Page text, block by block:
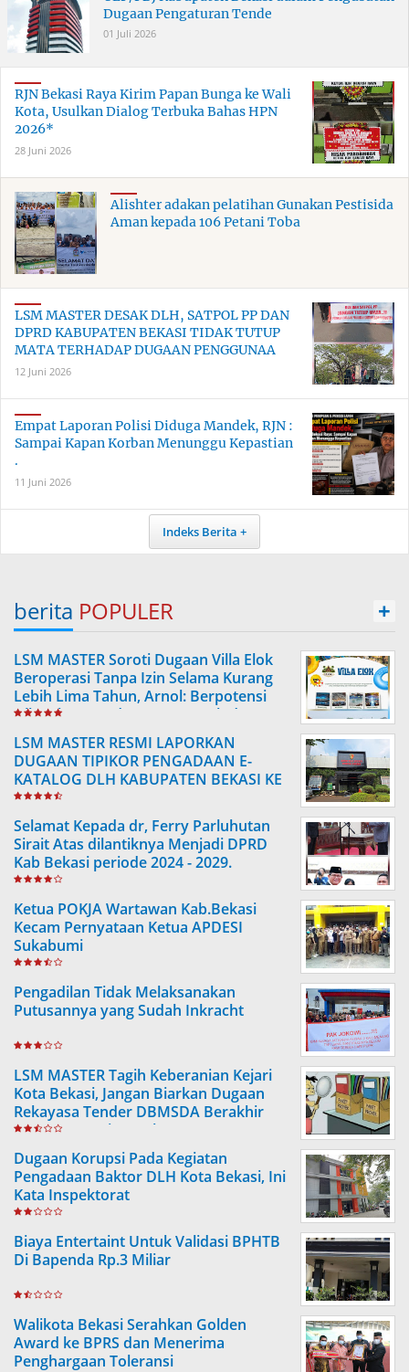
Dugaan Pengaturan Tende
01 Juli 2026
RJN Bekasi Raya Kirim Papan Bunga ke Wali
Kota, Usulkan Dialog Terbuka Bahas HPN
2026*
28 Juni 2026
Alishter adakan pelatihan Gunakan Pestisida
Aman kepada 106 Petani Toba
LSM MASTER DESAK DLH, SATPOL PP DAN
DPRD KABUPATEN BEKASI TIDAK TUTUP
MATA TERHADAP DUGAAN PENGGUNAA
12 Juni 2026
Empat Laporan Polisi Diduga Mandek, RJN :
Sampai Kapan Korban Menunggu Kepastian
.
11 Juni 2026
Indeks Berita
berita POPULER +
LSM MASTER Soroti Dugaan Villa Elok
Beroperasi Tanpa Izin Selama Kurang
Lebih Lima Tahun, Arnol: Berpotensi
Hilangkan Pendapatan Daerah dan
Harus Didalami Aparat Penegak
Hukum.
LSM MASTER RESMI LAPORKAN
DUGAAN TIPIKOR PENGADAAN E-
KATALOG DLH KABUPATEN BEKASI KE
POLDA METRO JAYA, DESAK USUT
TUNTAS SELURUH PAKET PENGADAAN
Selamat Kepada dr, Ferry Parluhutan
Sirait Atas dilantiknya Menjadi DPRD
Kab Bekasi periode 2024 - 2029.
Ketua POKJA Wartawan Kab.Bekasi
Kecam Pernyataan Ketua APDESI
Sukabumi
Pengadilan Tidak Melaksanakan
Putusannya yang Sudah Inkracht
LSM MASTER Tagih Keberanian Kejari
Kota Bekasi, Jangan Biarkan Dugaan
Rekayasa Tender DBMSDA Berakhir
Tanpa Kepastian Hukum
Dugaan Korupsi Pada Kegiatan
Pengadaan Baktor DLH Kota Bekasi, Ini
Kata Inspektorat
Biaya Entertaint Untuk Validasi BPHTB
Di Bapenda Rp.3 Miliar
Walikota Bekasi Serahkan Golden
Award ke BPRS dan Menerima
Penghargaan Toleransi